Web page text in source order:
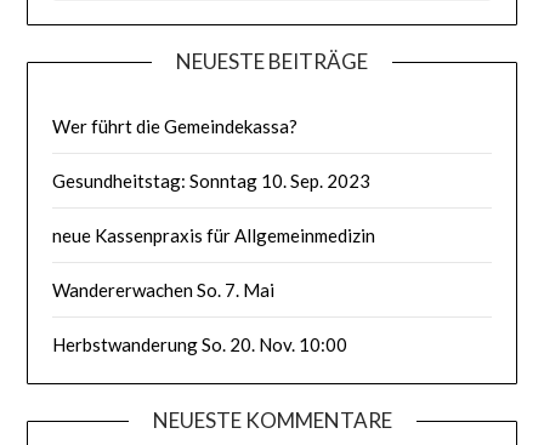
NEUESTE BEITRÄGE
Wer führt die Gemeindekassa?
Gesundheitstag: Sonntag 10. Sep. 2023
neue Kassenpraxis für Allgemeinmedizin
Wandererwachen So. 7. Mai
Herbstwanderung So. 20. Nov. 10:00
NEUESTE KOMMENTARE